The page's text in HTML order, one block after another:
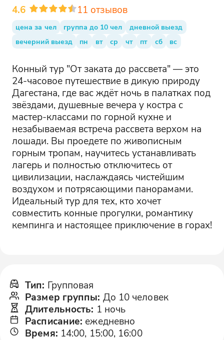
4.6
11 отзывов
цена за чел группа до 10 чел
дневной выезд
вечерний выезд
пн вт ср чт пт сб вс
Конный тур "От заката до рассвета" — это
24-часовое путешествие в дикую природу
Дагестана, где вас ждёт ночь в палатках под
звёздами, душевные вечера у костра с
мастер-классами по горной кухне и
незабываемая встреча рассвета верхом на
лошади. Вы проедете по живописным
горным тропам, научитесь устанавливать
лагерь и полностью отключитесь от
цивилизации, наслаждаясь чистейшим
воздухом и потрясающими панорамами.
Идеальный тур для тех, кто хочет
совместить конные прогулки, романтику
кемпинга и настоящее приключение в горах!
Тип: Групповая
Размер группы: До 10 человек
Длительность: 1 ночь
Расписание: ежедневно
Время: 14:00, 15:00, 16:00